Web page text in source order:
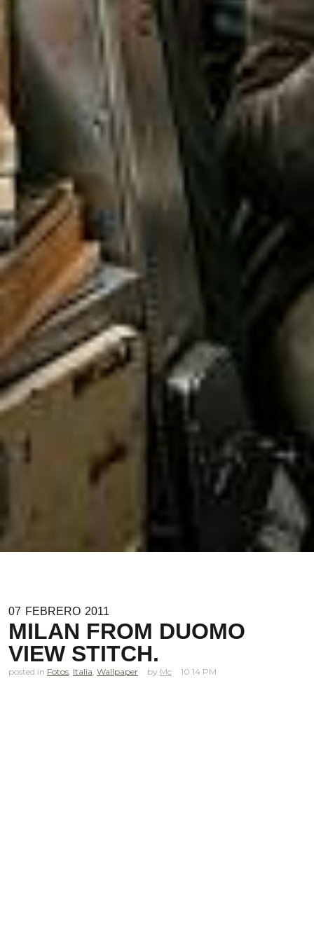
07 FEBRERO 2011
MILAN FROM DUOMO
VIEW STITCH.
posted in Fotos, Italia, Wallpaper Mc 10.14 PM